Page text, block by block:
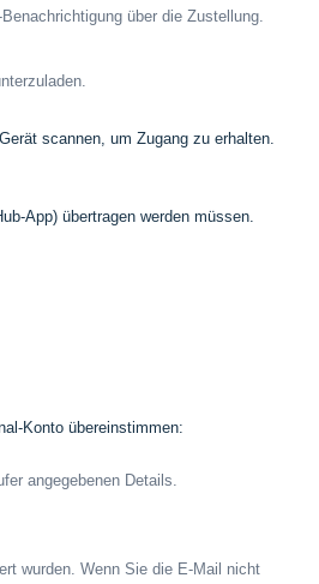
über die Zustellung.
scannen, um Zugang zu erhalten.
App) übertragen werden müssen.
Konto übereinstimmen:
angegebenen Details.
wurden. Wenn Sie die E-Mail nicht